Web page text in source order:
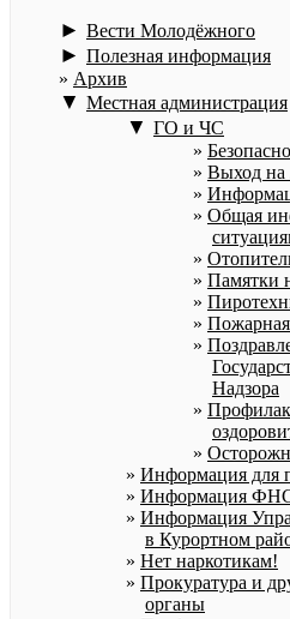
► Вести Молодёжного
► Полезная информация
Архив
▼ Местная администрация
▼ ГО и ЧС
Выход на
Общая
Памятки
Пожарная
Надзора
Информация для
Информация
Информация
в Курортном
Нет наркотикам!
Прокуратура и
органы